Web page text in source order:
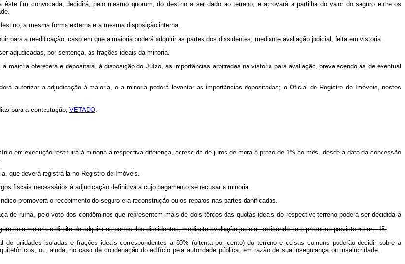
fim convocada, decidirá, pelo mesmo quorum, do destino a ser dado ao terreno, e aprovará a partilha do valor do seguro entre os
a mesma forma externa e a mesma disposição interna.
para a reedificação, caso em que a maioria poderá adquirir as partes dos dissidentes, mediante avaliação judicial, feita em vistoria.
adjudicadas, por sentença, as frações ideais da minoria.
maioria oferecerá e depositará, à disposição do Juízo, as importâncias arbitradas na vistoria para avaliação, prevalecendo as de eventual
autorizar a adjudicação à maioria, e a minoria poderá levantar as importâncias depositadas; o Oficial de Registro de Imóveis, nestes
para a contestação, VETADO.
em execução restituirá à minoria a respectiva diferença, acrescida de juros de mora à prazo de 1% ao mês, desde a data da concessão
que deverá registrá-la no Registro de Imóveis.
fiscais necessários à adjudicação definitiva a cujo pagamento se recusar a minoria.
promoverá o recebimento do seguro e a reconstrução ou os reparos nas partes danificadas.
de ruína, pelo voto dos condôminos que representem mais de dois têrços das quotas ideais do respectivo terreno poderá ser decidida a
se a maioria o direito de adquirir as partes dos dissidentes, mediante avaliação judicial, aplicando-se o processo previsto no art. 15.
unidades isoladas e frações ideais correspondentes a 80% (oitenta por cento) do terreno e coisas comuns poderão decidir sobre a
ou, ainda, no caso de condenação do edifício pela autoridade pública, em razão de sua insegurança ou insalubridade.